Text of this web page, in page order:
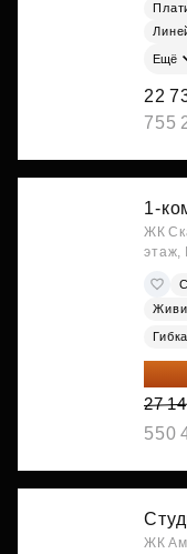
Ещё
22
755
1-
ЖК
этаж,
23
27
550
ЖК